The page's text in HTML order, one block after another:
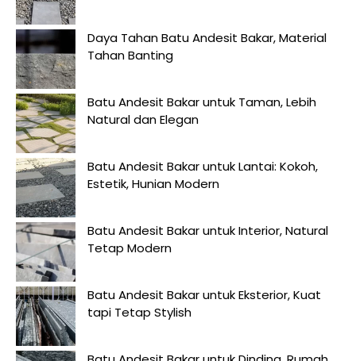
Daya Tahan Batu Andesit Bakar, Material
Tahan Banting
Batu Andesit Bakar untuk Taman, Lebih
Natural dan Elegan
Batu Andesit Bakar untuk Lantai: Kokoh,
Estetik, Hunian Modern
Batu Andesit Bakar untuk Interior, Natural
Tetap Modern
Batu Andesit Bakar untuk Eksterior, Kuat
tapi Tetap Stylish